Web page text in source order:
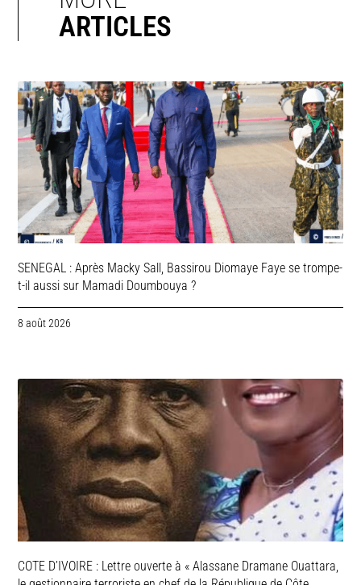
ARTICLES
SENEGAL : Après Macky Sall, Bassirou Diomaye Faye se trompe-
t-il aussi sur Mamadi Doumbouya ?
8 août 2026
COTE D’IVOIRE : Lettre ouverte à « Alassane Dramane Ouattara,